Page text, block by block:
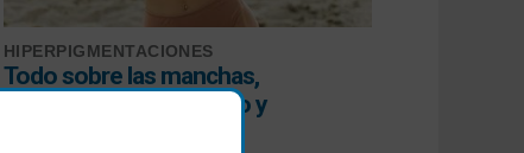
HIPERPIGMENTACIONES
Todo sobre las manchas,
prevención, diagnóstico y